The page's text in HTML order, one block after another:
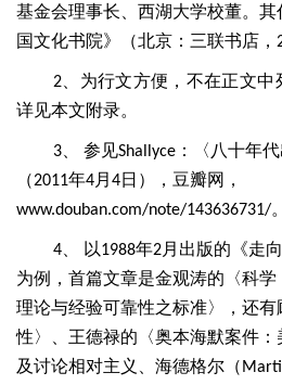
基金会理事长、西湖大学校董。
国文化书院》（北京：三联书店，
2
为行文方便，不在正文中
详见本文附录。
3 参见Shallyce ：〈八十年
（2011年4月 4日），豆瓣网，
www.douban.com/note/143636731/。
4 以1988年2月出版的《走
为例，首篇文章是金观涛的〈科
理论与经验可靠性之标准〉，还
性〉、王德禄的〈奥本海默案件
及讨论相对主义、海德格尔（